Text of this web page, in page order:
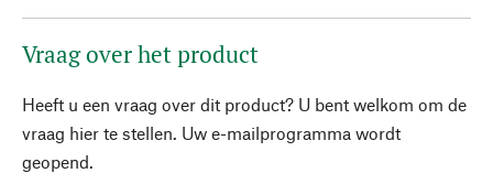
Vraag over het product
Heeft u een vraag over dit product? U bent welkom om de
vraag hier te stellen. Uw e-mailprogramma wordt
geopend.